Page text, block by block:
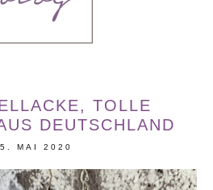
TOLLE
DEUTSCHLAND
MAI 2020